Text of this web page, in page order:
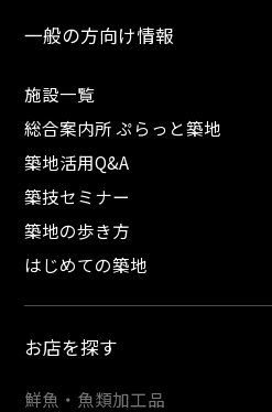
一般の方向け情報
施設一覧
総合案内所 ぷらっと築地
築地活用Q&A
築技セミナー
築地の歩き方
はじめての築地
お店を探す
鮮魚・魚類加工品